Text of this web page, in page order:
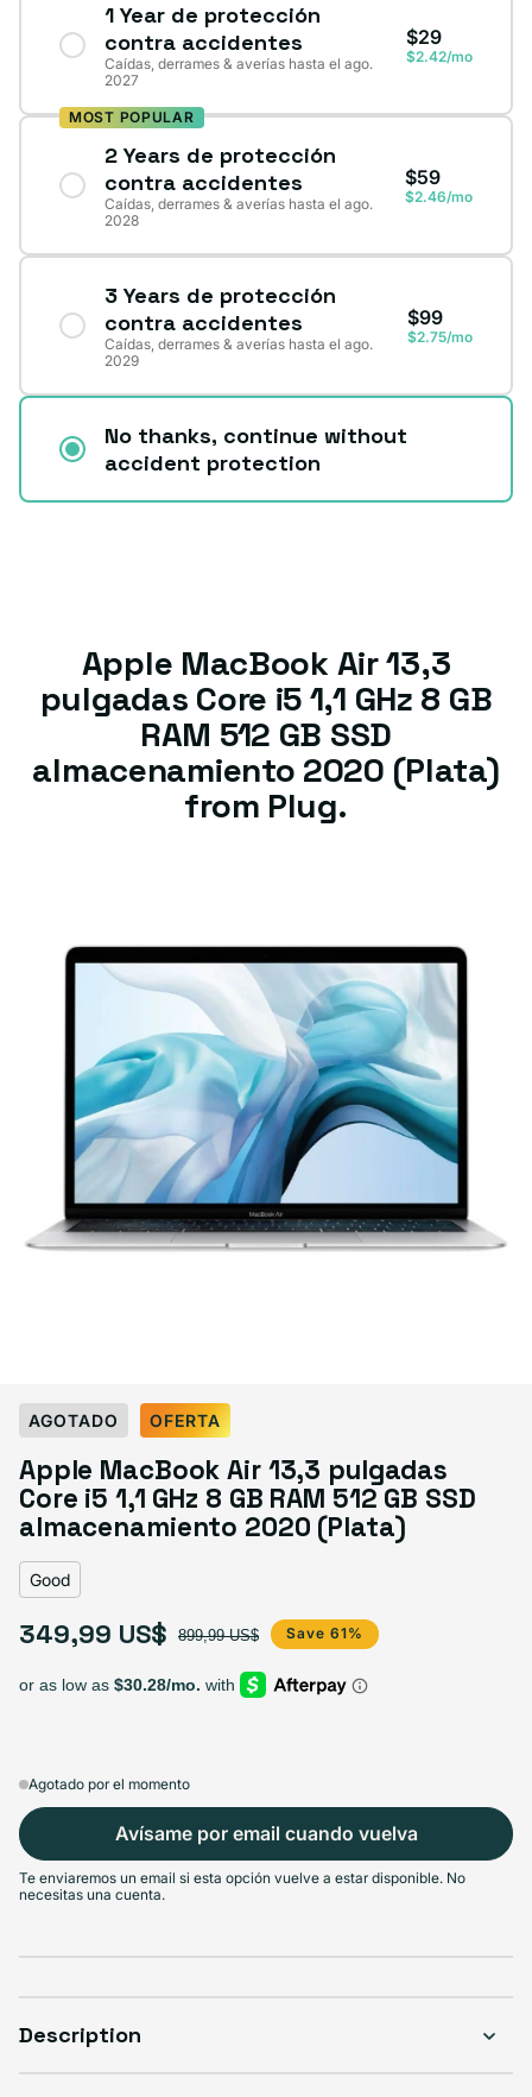
1 Year de protección
contra accidentes
Caídas, derrames & averías hasta el ago.
2027
$29
$2.42/mo
MOST POPULAR
2 Years de protección
contra accidentes
Caídas, derrames & averías hasta el ago.
2028
$59
$2.46/mo
3 Years de protección
contra accidentes
Caídas, derrames & averías hasta el ago.
2029
$99
$2.75/mo
No thanks, continue without
accident protection
Apple MacBook Air 13,3
pulgadas Core i5 1,1 GHz 8 GB
RAM 512 GB SSD
almacenamiento 2020 (Plata)
from Plug.
Select Condición
$349.99 Variante agotada o no disponible
$369.99 Variante agotada o no disponible
$389.99Variante agotada o no
AGOTADO OFERTA
Apple MacBook Air 13,3 pulgadas
Core i5 1,1 GHz 8 GB RAM 512 GB SSD
almacenamiento 2020 (Plata)
Good
Precio de oferta
349,99 US$
Precio habitual 899,99 US$ Save 61%
Agotado por el momento
Avísame por email cuando vuelva
Te enviaremos un email si esta opción vuelve a estar disponible. No
necesitas una cuenta.
Description